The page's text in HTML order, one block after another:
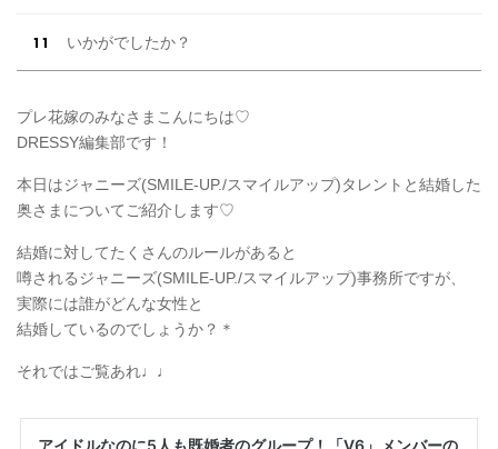
いかがでしたか？
プレ花嫁のみなさまこんにちは♡
DRESSY編集部です！
本日はジャニーズ(SMILE-UP./スマイルアップ)タレントと結婚した
奥さまについてご紹介します♡
結婚に対してたくさんのルールがあると
噂されるジャニーズ(SMILE-UP./スマイルアップ)事務所ですが、
実際には誰がどんな女性と
結婚しているのでしょうか？＊
それではご覧あれ♩♩